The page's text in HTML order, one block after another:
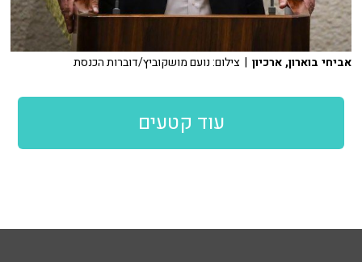
אביחי בוארון, ארכיון | צילום: נועם מושקוביץ/דוברות הכנסת
עוד קטעים